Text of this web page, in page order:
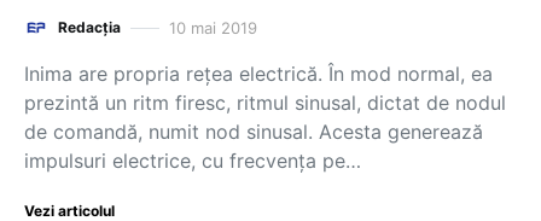
Redacția 10 mai 2019
Inima are propria rețea electrică. În mod normal, ea
prezintă un ritm firesc, ritmul sinusal, dictat de nodul
de comandă, numit nod sinusal. Acesta generează
impulsuri electrice, cu frecvența pe…
Vezi articolul